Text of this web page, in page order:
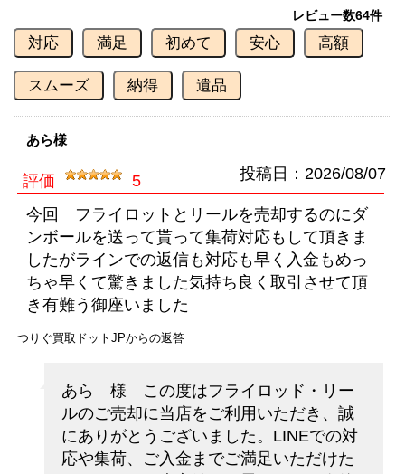
ダイワ 銀影競技T85K 未使用
釣具買取クーポンg-
turi20260603（2026/06/30迄）
84,000円
2026/06/06
ダイワ 銀影競技メガトルク 急瀬
抜 H90V 未使用
釣具買取クーポン
turi20260604
（2026/06/30迄）
2026/06/06
ダイワ 銀影 エア T90 N 未使用
釣具買取クーポン g-
turi20260605 （2026/06/30迄）
33,000円
2026/06/06
シマノ 電動リール 22 ビーストマ
スター MD 6000 未使用
釣具買取クーポン g-
turi20260606 （2026/06/30迄）
75,000円
2026/06/06
釣具買取クーポン g-
turi20260607（2026/06/30迄）
シマノ 電動リール 26 ビーストマ
スター 1000 未使用
63,000円
2026/06/06
レビュー数64件
対応 満足 初めて 安心 高額
スムーズ 納得 遺品
あら様
評価 5 投稿日： 2026/08/07
今回 フライロットとリールを売却するのにダ
ンボールを送って貰って集荷対応もして頂きま
したがラインでの返信も対応も早く入金もめっ
ちゃ早くて驚きました気持ち良く取引させて頂
き有難う御座いました
つりぐ買取ドットJPからの返答
あら 様 この度はフライロッド・リー
ルのご売却に当店をご利用いただき、誠
にありがとうございました。LINEでの対
応や集荷、ご入金までご満足いただけた